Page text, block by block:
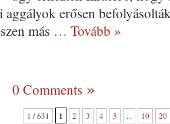
aggályok erősen
más … Tovább »
0 Comments
1 / 631 1 2 3 4 5 ... 10 20